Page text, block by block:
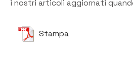
i nostri articoli aggiornati
Stampa